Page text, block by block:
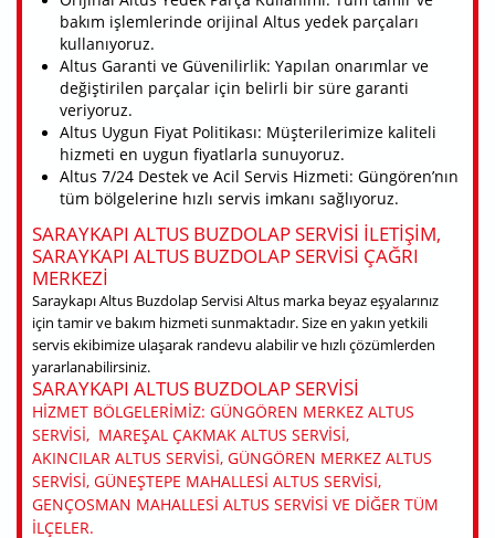
bakım işlemlerinde orijinal Altus yedek parçaları
kullanıyoruz.
Altus Garanti ve Güvenilirlik: Yapılan onarımlar ve
değiştirilen parçalar için belirli bir süre garanti
veriyoruz.
Altus Uygun Fiyat Politikası: Müşterilerimize kaliteli
hizmeti en uygun fiyatlarla sunuyoruz.
Altus 7/24 Destek ve Acil Servis Hizmeti: Güngören’nın
tüm bölgelerine hızlı servis imkanı sağlıyoruz.
SARAYKAPI ALTUS BUZDOLAP SERVISI ILETIŞIM,
SARAYKAPI ALTUS BUZDOLAP SERVISI ÇAĞRI
MERKEZI
Saraykapı Altus Buzdolap Servisi Altus marka beyaz eşyalarınız
için tamir ve bakım hizmeti sunmaktadır. Size en yakın yetkili
servis ekibimize ulaşarak randevu alabilir ve hızlı çözümlerden
yararlanabilirsiniz.
SARAYKAPI ALTUS BUZDOLAP SERVISI
HIZMET BÖLGELERIMIZ: GÜNGÖREN MERKEZ ALTUS
SERVISI, MAREŞAL ÇAKMAK ALTUS SERVISI,
AKINCILAR ALTUS SERVISI, GÜNGÖREN MERKEZ ALTUS
SERVISI, GÜNEŞTEPE MAHALLESI ALTUS SERVISI,
GENÇOSMAN MAHALLESI ALTUS SERVISI VE DIĞER TÜM
ILÇELER.